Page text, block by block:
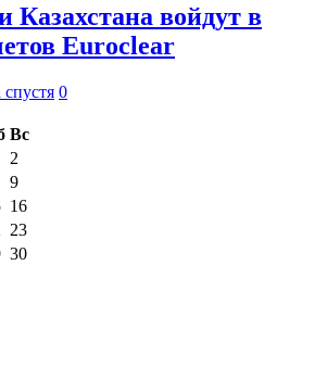
Казахстана войдут в
Euroclear
спустя 0
Вс
2
9
16
23
30